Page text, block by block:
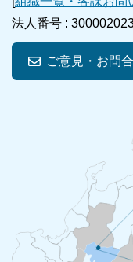
法人番号 :
ご意見・お問